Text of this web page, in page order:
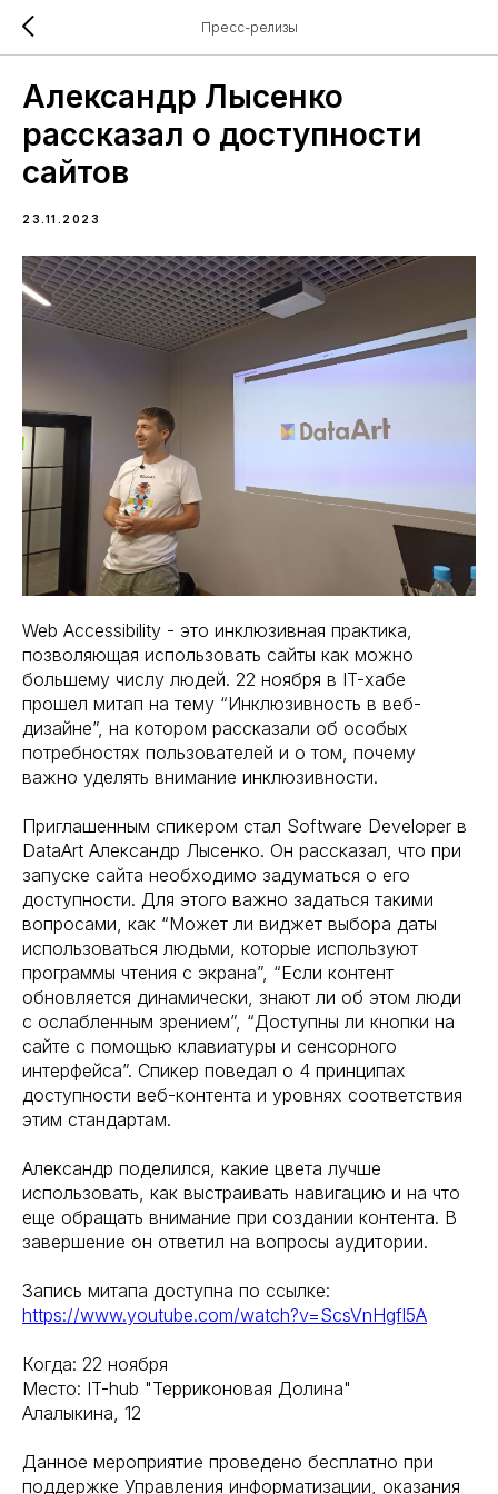
Пресс-релизы
Александр Лысенко
рассказал о доступности
сайтов
23.11.2023
Web Accessibility - это инклюзивная практика,
позволяющая использовать сайты как можно
большему числу людей. 22 ноября в IT-хабе
прошел митап на тему “Инклюзивность в веб-
дизайне”, на котором рассказали об особых
потребностях пользователей и о том, почему
важно уделять внимание инклюзивности.
Приглашенным спикером стал Software Developer в
DataArt Александр Лысенко. Он рассказал, что при
запуске сайта необходимо задуматься о его
доступности. Для этого важно задаться такими
вопросами, как “Может ли виджет выбора даты
использоваться людьми, которые используют
программы чтения с экрана”, “Если контент
обновляется динамически, знают ли об этом люди
с ослабленным зрением”, “Доступны ли кнопки на
сайте с помощью клавиатуры и сенсорного
интерфейса”. Спикер поведал о 4 принципах
доступности веб-контента и уровнях соответствия
этим стандартам.
Александр поделился, какие цвета лучше
использовать, как выстраивать навигацию и на что
еще обращать внимание при создании контента. В
завершение он ответил на вопросы аудитории.
Запись митапа доступна по ссылке:
https://www.youtube.com/watch?v=ScsVnHgfl5A
Когда: 22 ноября
Место: IT-hub "Терриконовая Долина"
Алалыкина, 12
Данное мероприятие проведено бесплатно при
поддержке Управления информатизации, оказания